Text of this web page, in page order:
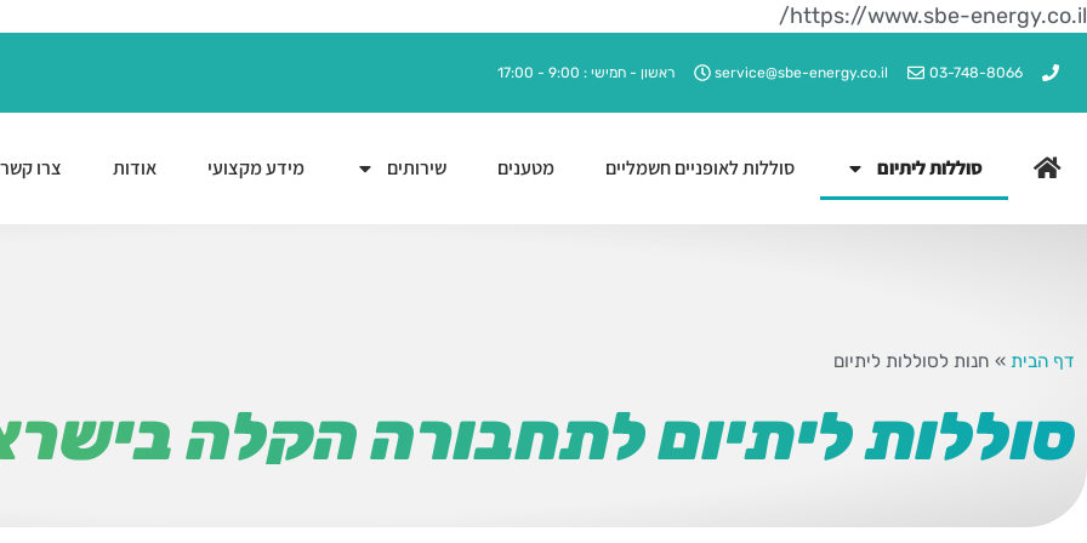
https://www.sbe-energy.co.il/
03-748-8066
service@sbe-energy.co.il ראשון - חמישי : 9:00 - 17:00
סוללות ליתיום סוללות לאופניים חשמליים מטענים שירותים מידע מקצועי אודות צרו קשר
דף הבית » חנות לסוללות ליתיום
סוללות ליתיום לתחבורה הקלה